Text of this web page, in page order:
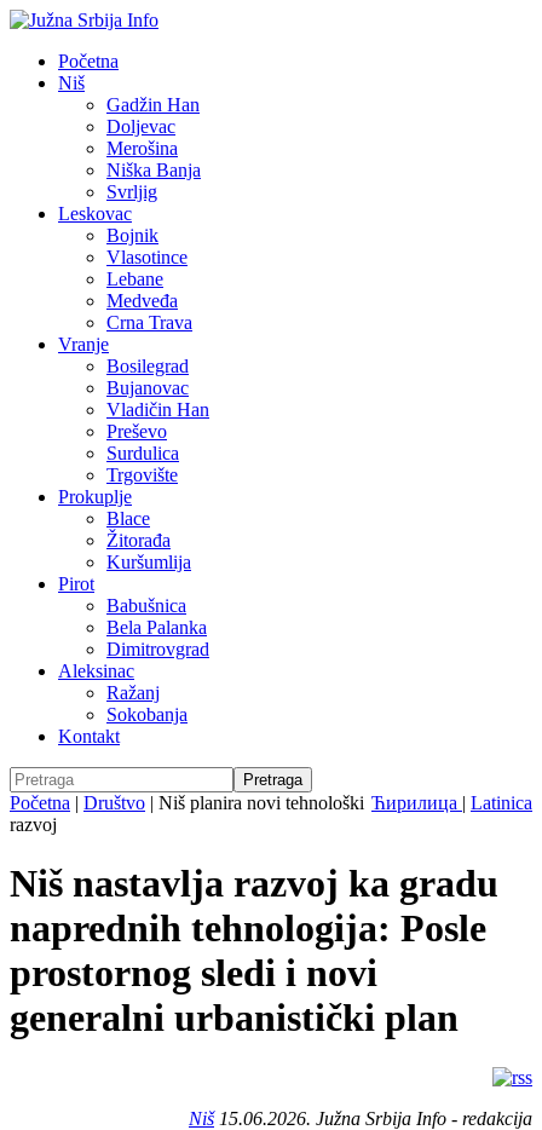
Početna
Niš
Gadžin Han
Doljevac
Merošina
Niška Banja
Svrljig
Leskovac
Bojnik
Vlasotince
Lebane
Medveđa
Crna Trava
Vranje
Bosilegrad
Bujanovac
Vladičin Han
Preševo
Surdulica
Trgovište
Prokuplje
Blace
Žitorađa
Kuršumlija
Pirot
Babušnica
Bela Palanka
Dimitrovgrad
Aleksinac
Ražanj
Sokobanja
Kontakt
Ћирилица | Latinica
Početna | Društvo | Niš planira novi tehnološki
razvoj
Niš nastavlja razvoj ka gradu
naprednih tehnologija: Posle
prostornog sledi i novi
generalni urbanistički plan
Niš15.06.2026. Južna Srbija Info - redakcija